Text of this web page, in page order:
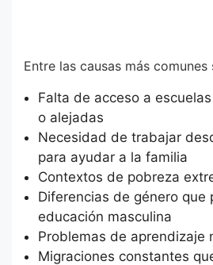
Entre las causas más comunes
Falta de acceso a
o alejadas
Necesidad de trabajar
para ayudar a la familia
Contextos de pobreza
Diferencias de género que
educación masculina
Problemas de aprendizaje
Migraciones constantes